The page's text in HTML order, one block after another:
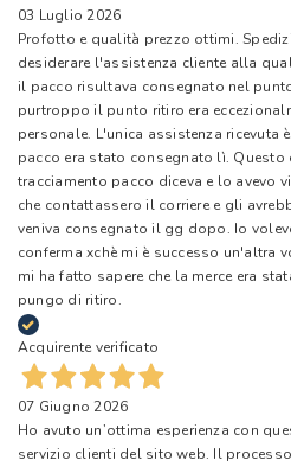
03 Luglio 2026
Profotto e qualità prezzo ottimi.
desiderare l'assistenza cliente alla
il pacco risultava consegnato nel
purtroppo il punto ritiro era
personale. L'unica assistenza ricevuta
pacco era stato consegnato lì. Questo
tracciamento pacco diceva e lo avevo
che contattassero il corriere e gli
veniva consegnato il gg dopo. Io
conferma xchè mi è successo un'altra
mi ha fatto sapere che la merce era
pungo di ritiro.
Acquirente verificato
07 Giugno 2026
Ho avuto un’ottima esperienza con
servizio clienti del sito web. Il